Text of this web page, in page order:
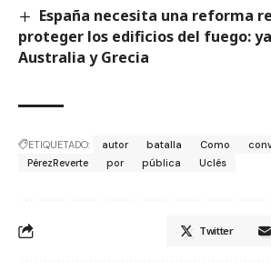
España necesita una reforma
proteger los edificios del fuego:
Australia y Grecia
ETIQUETADO: autor batalla Como
PérezReverte
por pública Uclés
Twitter